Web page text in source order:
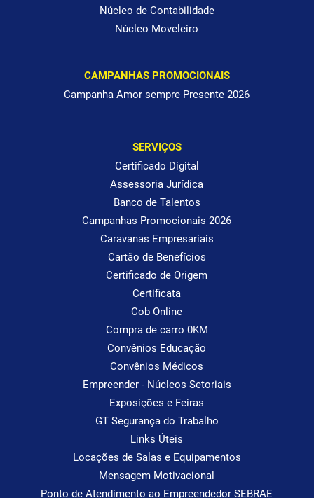
Núcleo de Contabilidade
Núcleo Moveleiro
CAMPANHAS PROMOCIONAIS
Campanha Amor sempre Presente 2026
SERVIÇOS
Certificado Digital
Assessoria Jurídica
Banco de Talentos
Campanhas Promocionais 2026
Caravanas Empresariais
Cartão de Benefícios
Certificado de Origem
Certificata
Cob Online
Compra de carro 0KM
Convênios Educação
Convênios Médicos
Empreender - Núcleos Setoriais
Exposições e Feiras
GT Segurança do Trabalho
Links Úteis
Locações de Salas e Equipamentos
Mensagem Motivacional
Ponto de Atendimento ao Empreendedor SEBRAE